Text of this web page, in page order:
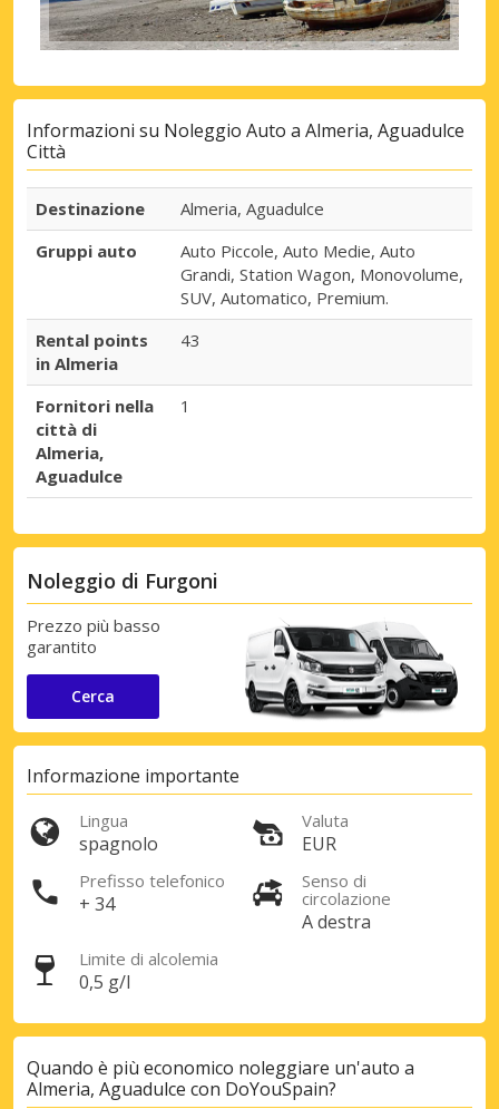
Informazioni su Noleggio Auto a Almeria, Aguadulce
Città
Destinazione
Almeria, Aguadulce
Gruppi auto
Auto Piccole, Auto Medie, Auto
Grandi, Station Wagon, Monovolume,
SUV, Automatico, Premium.
Rental points
in Almeria
43
Fornitori nella
città di
Almeria,
Aguadulce
1
Noleggio di Furgoni
Prezzo più basso
garantito
Cerca
Informazione importante
Lingua
spagnolo
Valuta
EUR
Prefisso telefonico
+ 34
Senso di
circolazione
A destra
Limite di alcolemia
0,5 g/l
Quando è più economico noleggiare un'auto a
Almeria, Aguadulce con DoYouSpain?